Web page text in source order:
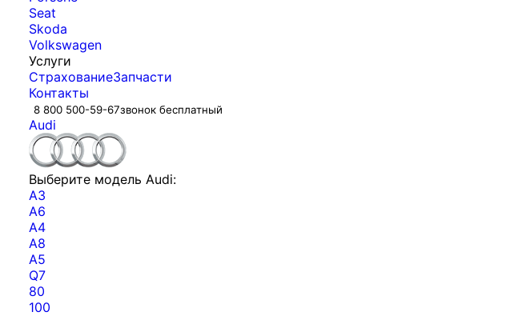
Seat
Skoda
Volkswagen
Услуги
СтрахованиеЗапчасти
Контакты
8 800 500-59-67звонок бесплатный
Audi
Выберите модель Audi:
A3
A6
A4
A8
A5
Q7
80
100